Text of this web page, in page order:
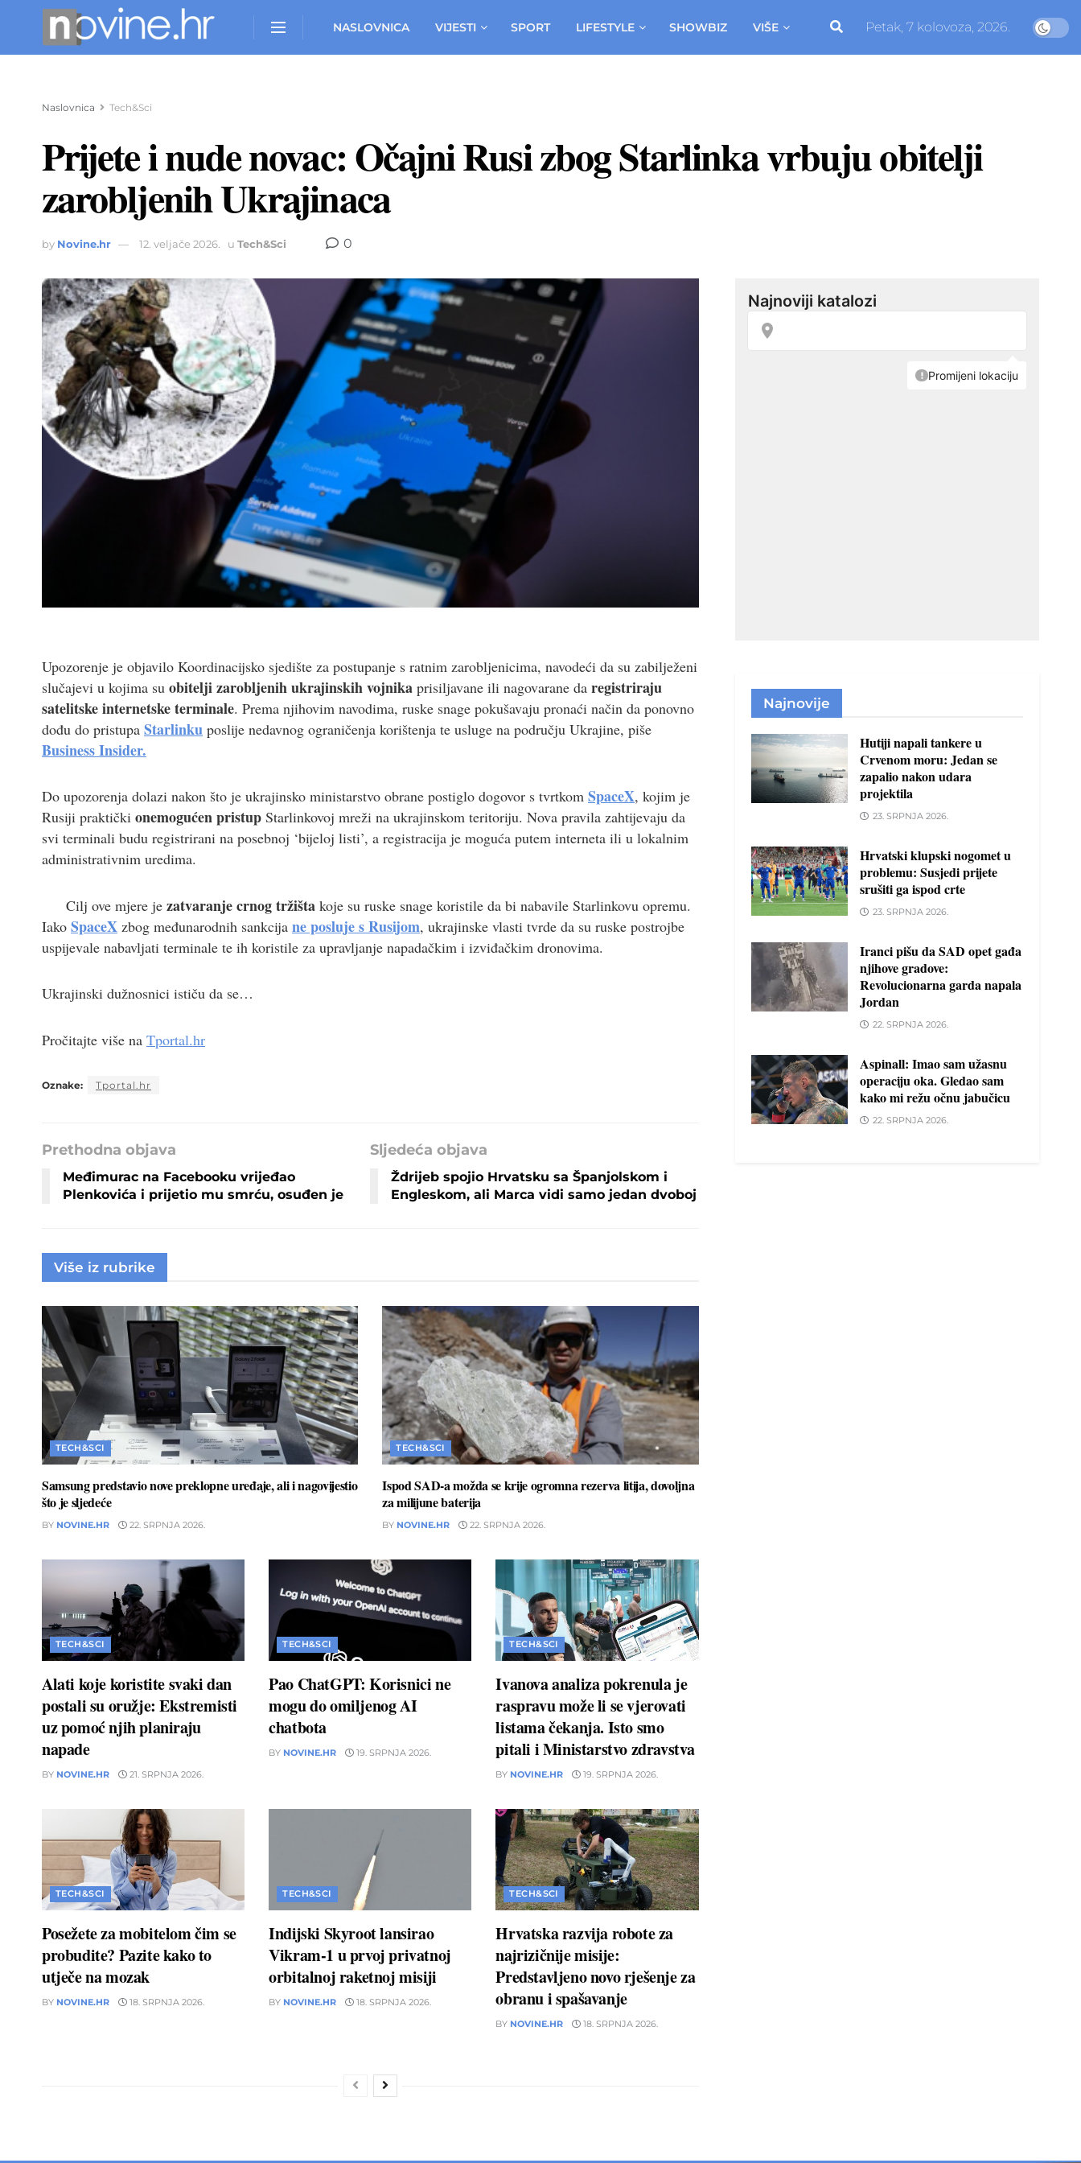
NASLOVNICA VIJESTI SPORT LIFESTYLE SHOWBIZ VIŠE Petak, 7 kolovoza, 2026.
Naslovnica Tech&Sci
Prijete i nude novac: Očajni Rusi zbog Starlinka vrbuju obitelji
zarobljenih Ukrajinaca
by Novine.hr 12. veljače 2026. u Tech&Sci 0
Upozorenje je objavilo Koordinacijsko sjedište za postupanje s ratnim zarobljenicima, navodeći da su zabilježeni
slučajevi u kojima su obitelji zarobljenih ukrajinskih vojnika prisiljavane ili nagovarane da registriraju
satelitske internetske terminale. Prema njihovim navodima, ruske snage pokušavaju pronaći način da ponovno
dođu do pristupa Starlinku poslije nedavnog ograničenja korištenja te usluge na području Ukrajine, piše
Business Insider.
Do upozorenja dolazi nakon što je ukrajinsko ministarstvo obrane postiglo dogovor s tvrtkom SpaceX, kojim je
Rusiji praktički onemogućen pristup Starlinkovoj mreži na ukrajinskom teritoriju. Nova pravila zahtijevaju da
svi terminali budu registrirani na posebnoj ‘bijeloj listi’, a registracija je moguća putem interneta ili u lokalnim
administrativnim uredima.
Cilj ove mjere je zatvaranje crnog tržišta koje su ruske snage koristile da bi nabavile Starlinkovu opremu.
Iako SpaceX zbog međunarodnih sankcija ne posluje s Rusijom, ukrajinske vlasti tvrde da su ruske postrojbe
uspijevale nabavljati terminale te ih koristile za upravljanje napadačkim i izviđačkim dronovima.
Ukrajinski dužnosnici ističu da se…
Pročitajte više na Tportal.hr
Oznake: Tportal.hr
Prethodna objava
Međimurac na Facebooku vrijeđao
Plenkovića i prijetio mu smrću, osuđen je
Sljedeća objava
Ždrijeb spojio Hrvatsku sa Španjolskom i
Engleskom, ali Marca vidi samo jedan dvoboj
Više iz rubrike
TECH&SCI
Samsung predstavio nove preklopne uređaje, ali i nagovijestio
što je sljedeće
BY NOVINE.HR 22. SRPNJA 2026.
TECH&SCI
Ispod SAD-a možda se krije ogromna rezerva litija, dovoljna
za milijune baterija
BY NOVINE.HR 22. SRPNJA 2026.
TECH&SCI
Alati koje koristite svaki dan
postali su oružje: Ekstremisti
uz pomoć njih planiraju
napade
BY NOVINE.HR 21. SRPNJA 2026.
TECH&SCI
Pao ChatGPT: Korisnici ne
mogu do omiljenog AI
chatbota
BY NOVINE.HR 19. SRPNJA 2026.
TECH&SCI
Ivanova analiza pokrenula je
raspravu može li se vjerovati
listama čekanja. Isto smo
pitali i Ministarstvo zdravstva
BY NOVINE.HR 19. SRPNJA 2026.
TECH&SCI
Posežete za mobitelom čim se
probudite? Pazite kako to
utječe na mozak
BY NOVINE.HR 18. SRPNJA 2026.
TECH&SCI
Indijski Skyroot lansirao
Vikram-1 u prvoj privatnoj
orbitalnoj raketnoj misiji
BY NOVINE.HR 18. SRPNJA 2026.
TECH&SCI
Hrvatska razvija robote za
najrizičnije misije:
Predstavljeno novo rješenje za
obranu i spašavanje
BY NOVINE.HR 18. SRPNJA 2026.
Najnovije
Hutiji napali tankere u
Crvenom moru: Jedan se
zapalio nakon udara
projektila
23. SRPNJA 2026.
Hrvatski klupski nogomet u
problemu: Susjedi prijete
srušiti ga ispod crte
23. SRPNJA 2026.
Iranci pišu da SAD opet gađa
njihove gradove:
Revolucionarna garda napala
Jordan
22. SRPNJA 2026.
Aspinall: Imao sam užasnu
operaciju oka. Gledao sam
kako mi režu očnu jabučicu
22. SRPNJA 2026.